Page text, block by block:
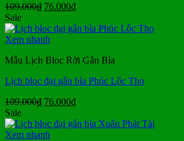
109.000₫ Giá
là:
109.000₫.
76.000₫Giá
tại
Sale
Xem nhanh
Mẫu Lịch Bloc Rời Gắn Bìa
Lịch bloc đại gắn bìa Phúc Lộc Thọ
109.000₫ Giá
là:
109.000₫.
76.000₫Giá
tại
Sale
Xem nhanh